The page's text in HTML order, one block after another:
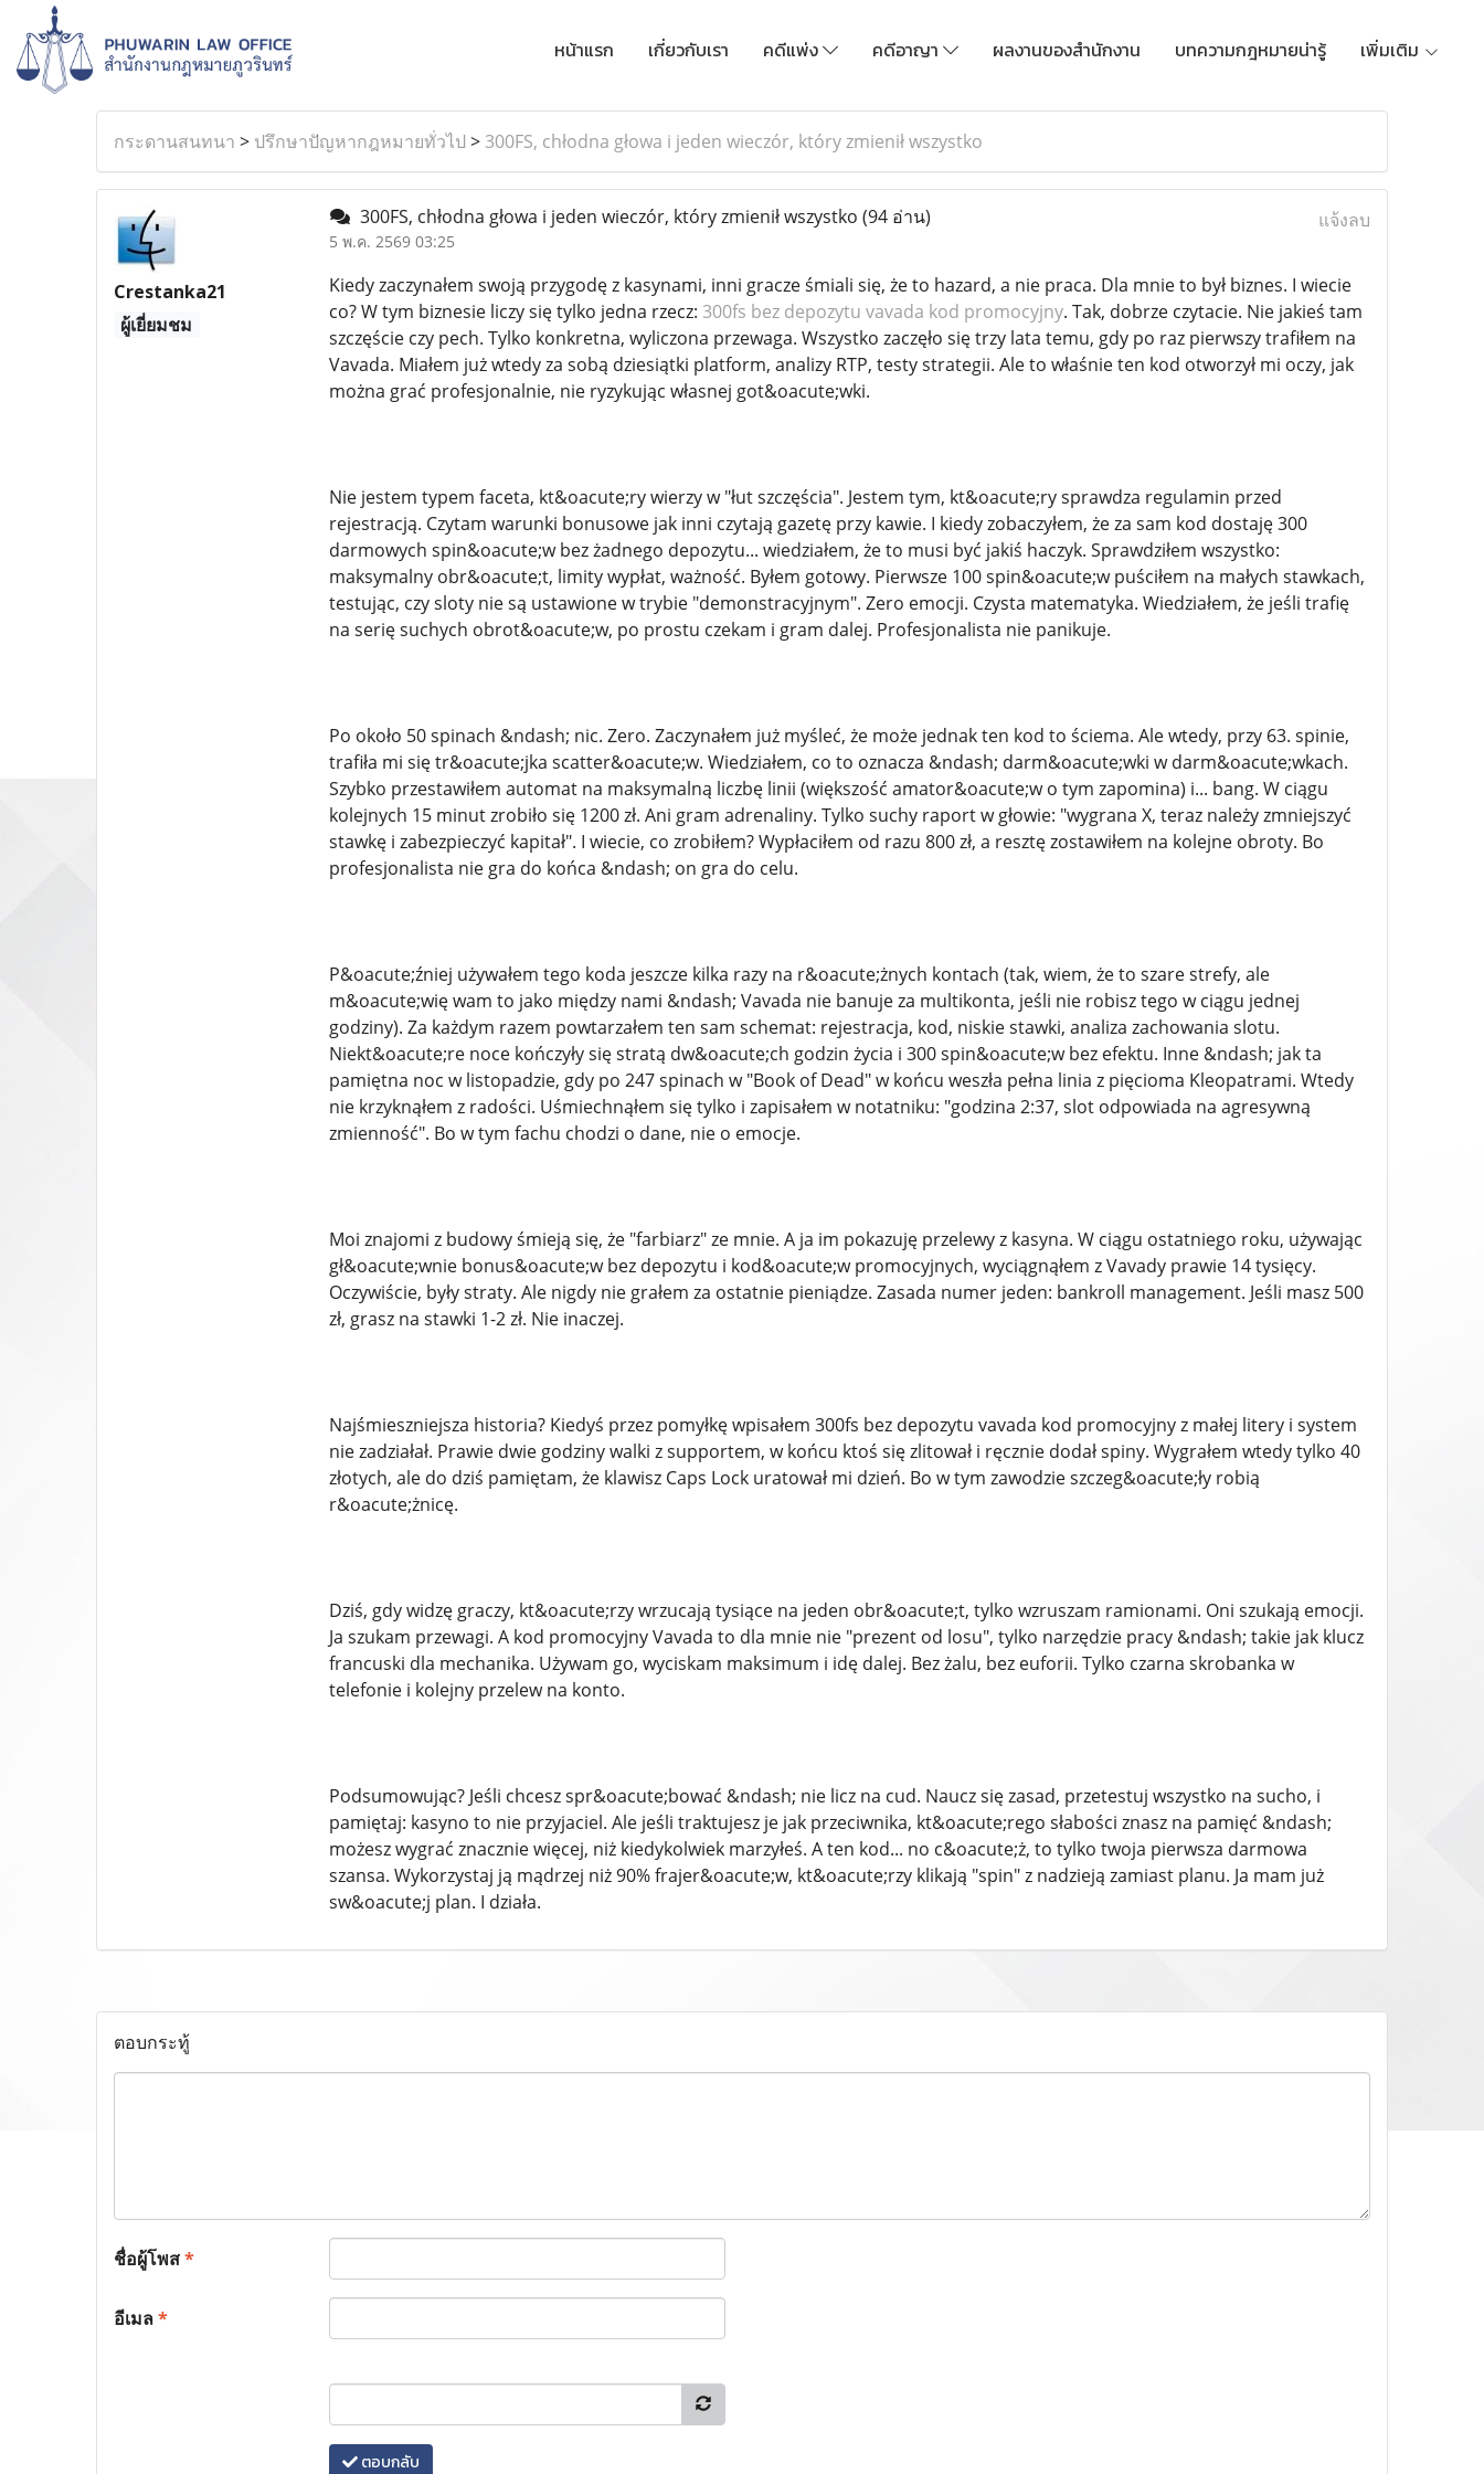
หน้าแรก เกี่ยวกับเรา คดีแพ่ง คดีอาญา ผลงานของสำนักงาน บทความกฎหมายน่ารู้ เพิ่มเติม
กระดานสนทนา > ปรึกษาปัญหากฎหมายทั่วไป > 300FS, chłodna głowa i jeden wieczór, który zmienił wszystko
Crestanka21
ผู้เยี่ยมชม
300FS, chłodna głowa i jeden wieczór, który zmienił wszystko (94 อ่าน)
5 พ.ค. 2569 03:25
แจ้งลบ
Kiedy zaczynałem swoją przygodę z kasynami, inni gracze śmiali się, że to hazard, a nie praca. Dla mnie to był biznes. I wiecie
co? W tym biznesie liczy się tylko jedna rzecz: 300fs bez depozytu vavada kod promocyjny. Tak, dobrze czytacie. Nie jakieś tam
szczęście czy pech. Tylko konkretna, wyliczona przewaga. Wszystko zaczęło się trzy lata temu, gdy po raz pierwszy trafiłem na
Vavada. Miałem już wtedy za sobą dziesiątki platform, analizy RTP, testy strategii. Ale to właśnie ten kod otworzył mi oczy, jak
można grać profesjonalnie, nie ryzykując własnej got&oacute;wki.
Nie jestem typem faceta, kt&oacute;ry wierzy w "łut szczęścia". Jestem tym, kt&oacute;ry sprawdza regulamin przed
rejestracją. Czytam warunki bonusowe jak inni czytają gazetę przy kawie. I kiedy zobaczyłem, że za sam kod dostaję 300
darmowych spin&oacute;w bez żadnego depozytu... wiedziałem, że to musi być jakiś haczyk. Sprawdziłem wszystko:
maksymalny obr&oacute;t, limity wypłat, ważność. Byłem gotowy. Pierwsze 100 spin&oacute;w puściłem na małych stawkach,
testując, czy sloty nie są ustawione w trybie "demonstracyjnym". Zero emocji. Czysta matematyka. Wiedziałem, że jeśli trafię
na serię suchych obrot&oacute;w, po prostu czekam i gram dalej. Profesjonalista nie panikuje.
Po około 50 spinach &ndash; nic. Zero. Zaczynałem już myśleć, że może jednak ten kod to ściema. Ale wtedy, przy 63. spinie,
trafiła mi się tr&oacute;jka scatter&oacute;w. Wiedziałem, co to oznacza &ndash; darm&oacute;wki w darm&oacute;wkach.
Szybko przestawiłem automat na maksymalną liczbę linii (większość amator&oacute;w o tym zapomina) i... bang. W ciągu
kolejnych 15 minut zrobiło się 1200 zł. Ani gram adrenaliny. Tylko suchy raport w głowie: "wygrana X, teraz należy zmniejszyć
stawkę i zabezpieczyć kapitał". I wiecie, co zrobiłem? Wypłaciłem od razu 800 zł, a resztę zostawiłem na kolejne obroty. Bo
profesjonalista nie gra do końca &ndash; on gra do celu.
P&oacute;źniej używałem tego koda jeszcze kilka razy na r&oacute;żnych kontach (tak, wiem, że to szare strefy, ale
m&oacute;wię wam to jako między nami &ndash; Vavada nie banuje za multikonta, jeśli nie robisz tego w ciągu jednej
godziny). Za każdym razem powtarzałem ten sam schemat: rejestracja, kod, niskie stawki, analiza zachowania slotu.
Niekt&oacute;re noce kończyły się stratą dw&oacute;ch godzin życia i 300 spin&oacute;w bez efektu. Inne &ndash; jak ta
pamiętna noc w listopadzie, gdy po 247 spinach w "Book of Dead" w końcu weszła pełna linia z pięcioma Kleopatrami. Wtedy
nie krzyknąłem z radości. Uśmiechnąłem się tylko i zapisałem w notatniku: "godzina 2:37, slot odpowiada na agresywną
zmienność". Bo w tym fachu chodzi o dane, nie o emocje.
Moi znajomi z budowy śmieją się, że "farbiarz" ze mnie. A ja im pokazuję przelewy z kasyna. W ciągu ostatniego roku, używając
gł&oacute;wnie bonus&oacute;w bez depozytu i kod&oacute;w promocyjnych, wyciągnąłem z Vavady prawie 14 tysięcy.
Oczywiście, były straty. Ale nigdy nie grałem za ostatnie pieniądze. Zasada numer jeden: bankroll management. Jeśli masz 500
zł, grasz na stawki 1-2 zł. Nie inaczej.
Najśmieszniejsza historia? Kiedyś przez pomyłkę wpisałem 300fs bez depozytu vavada kod promocyjny z małej litery i system
nie zadziałał. Prawie dwie godziny walki z supportem, w końcu ktoś się zlitował i ręcznie dodał spiny. Wygrałem wtedy tylko 40
złotych, ale do dziś pamiętam, że klawisz Caps Lock uratował mi dzień. Bo w tym zawodzie szczeg&oacute;ły robią
r&oacute;żnicę.
Dziś, gdy widzę graczy, kt&oacute;rzy wrzucają tysiące na jeden obr&oacute;t, tylko wzruszam ramionami. Oni szukają emocji.
Ja szukam przewagi. A kod promocyjny Vavada to dla mnie nie "prezent od losu", tylko narzędzie pracy &ndash; takie jak klucz
francuski dla mechanika. Używam go, wyciskam maksimum i idę dalej. Bez żalu, bez euforii. Tylko czarna skrobanka w
telefonie i kolejny przelew na konto.
Podsumowując? Jeśli chcesz spr&oacute;bować &ndash; nie licz na cud. Naucz się zasad, przetestuj wszystko na sucho, i
pamiętaj: kasyno to nie przyjaciel. Ale jeśli traktujesz je jak przeciwnika, kt&oacute;rego słabości znasz na pamięć &ndash;
możesz wygrać znacznie więcej, niż kiedykolwiek marzyłeś. A ten kod... no c&oacute;ż, to tylko twoja pierwsza darmowa
szansa. Wykorzystaj ją mądrzej niż 90% frajer&oacute;w, kt&oacute;rzy klikają "spin" z nadzieją zamiast planu. Ja mam już
sw&oacute;j plan. I działa.
ตอบกระทู้
ชื่อผู้โพส*
อีเมล*
ตอบกลับ